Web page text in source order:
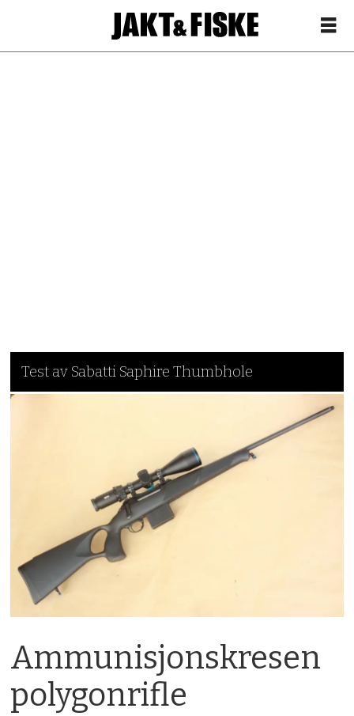
Test av Sabatti Saphire Thumbhole
Ammunisjonskresen
polygonrifle